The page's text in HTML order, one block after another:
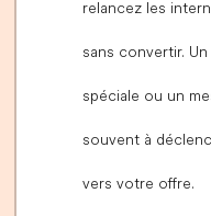
relancez les
sans convertir.
spéciale ou un
souvent à
vers votre offre.